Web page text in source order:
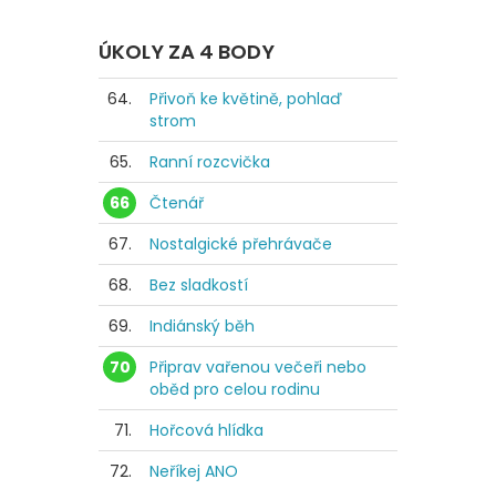
ÚKOLY ZA 4 BODY
64.
Přivoň ke květině, pohlaď
strom
65.
Ranní rozcvička
66
Čtenář
67.
Nostalgické přehrávače
68.
Bez sladkostí
69.
Indiánský běh
70
Připrav vařenou večeři nebo
oběd pro celou rodinu
71.
Hořcová hlídka
72.
Neříkej ANO